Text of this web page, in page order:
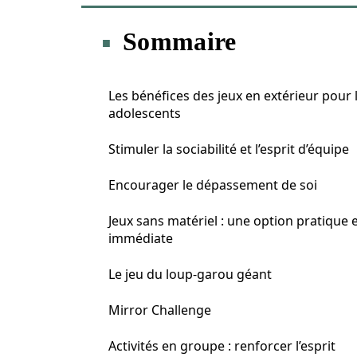
Sommaire
Les bénéfices des jeux en extérieur pour
adolescents
Stimuler la sociabilité et l’esprit d’équipe
Encourager le dépassement de soi
Jeux sans matériel : une option pratique
immédiate
Le jeu du loup-garou géant
Mirror Challenge
Activités en groupe : renforcer l’esprit